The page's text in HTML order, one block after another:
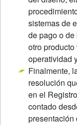
sistemas de
de pago o
otro
operatividad
Finalmente,
resolución
en el
contado
presentación